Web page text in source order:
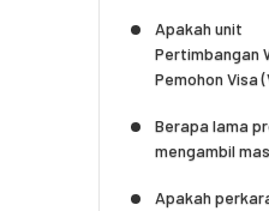
Apakah unit
Pertimbangan
Pemohon Visa
Berapa lama
mengambil
Apakah